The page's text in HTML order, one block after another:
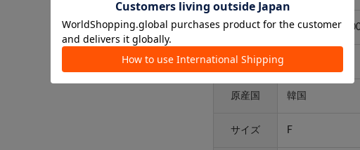
品番
素材
原産国 韓国
サイズ F